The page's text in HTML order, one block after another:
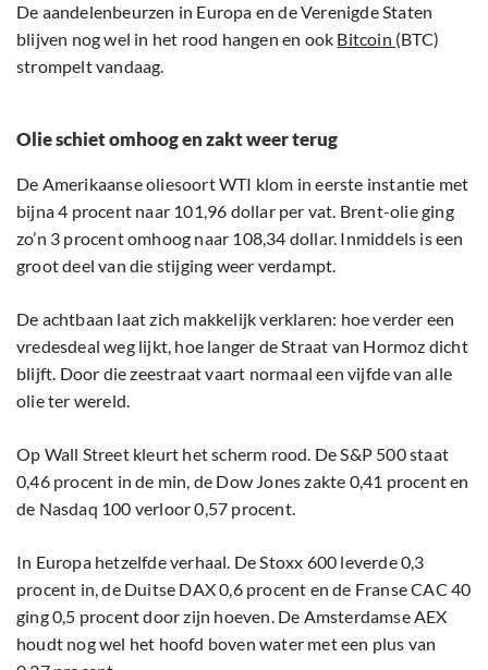
De aandelenbeurzen in Europa en de Verenigde Staten
blijven nog wel in het rood hangen en ook Bitcoin (BTC)
strompelt vandaag.
Olie schiet omhoog en zakt weer terug
De Amerikaanse oliesoort WTI klom in eerste instantie met
bijna 4 procent naar 101,96 dollar per vat. Brent-olie ging
zo’n 3 procent omhoog naar 108,34 dollar. Inmiddels is een
groot deel van die stijging weer verdampt.
De achtbaan laat zich makkelijk verklaren: hoe verder een
vredesdeal weg lijkt, hoe langer de Straat van Hormoz dicht
blijft. Door die zeestraat vaart normaal een vijfde van alle
olie ter wereld.
Op Wall Street kleurt het scherm rood. De S&P 500 staat
0,46 procent in de min, de Dow Jones zakte 0,41 procent en
de Nasdaq 100 verloor 0,57 procent.
In Europa hetzelfde verhaal. De Stoxx 600 leverde 0,3
procent in, de Duitse DAX 0,6 procent en de Franse CAC 40
ging 0,5 procent door zijn hoeven. De Amsterdamse AEX
houdt nog wel het hoofd boven water met een plus van